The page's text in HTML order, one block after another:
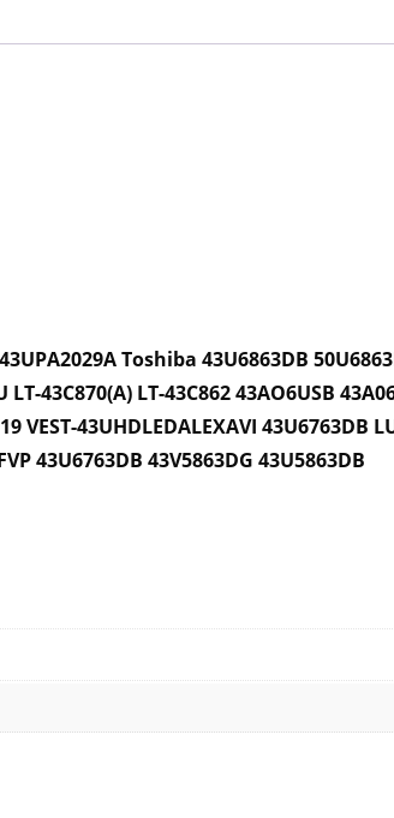
Toshiba 43U6863DB
LT-43C870(A) LT-43C862 43AO6USB
VEST-43UHDLEDALEXAVI 43U6763DB
43U6763DB 43V5863DG 43U5863DB